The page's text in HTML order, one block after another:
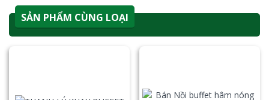
SẢN PHẨM CÙNG LOẠI